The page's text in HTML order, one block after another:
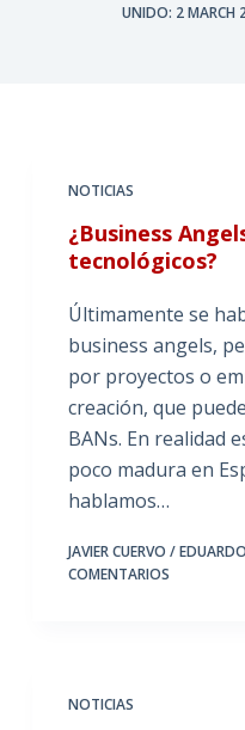
UNIDO: 2 MARCH
NOTICIAS
¿Business
tecnológicos?
Últimamente se
business angels,
por proyectos o
creación, que
BANs. En realidad
poco madura en
hablamos…
JAVIER CUERVO /
COMENTARIOS
NOTICIAS